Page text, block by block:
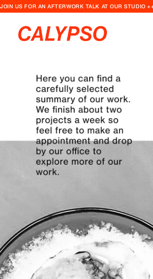
JOIN US FOR AN AFTERWORK TALK AT OUR STUDIO